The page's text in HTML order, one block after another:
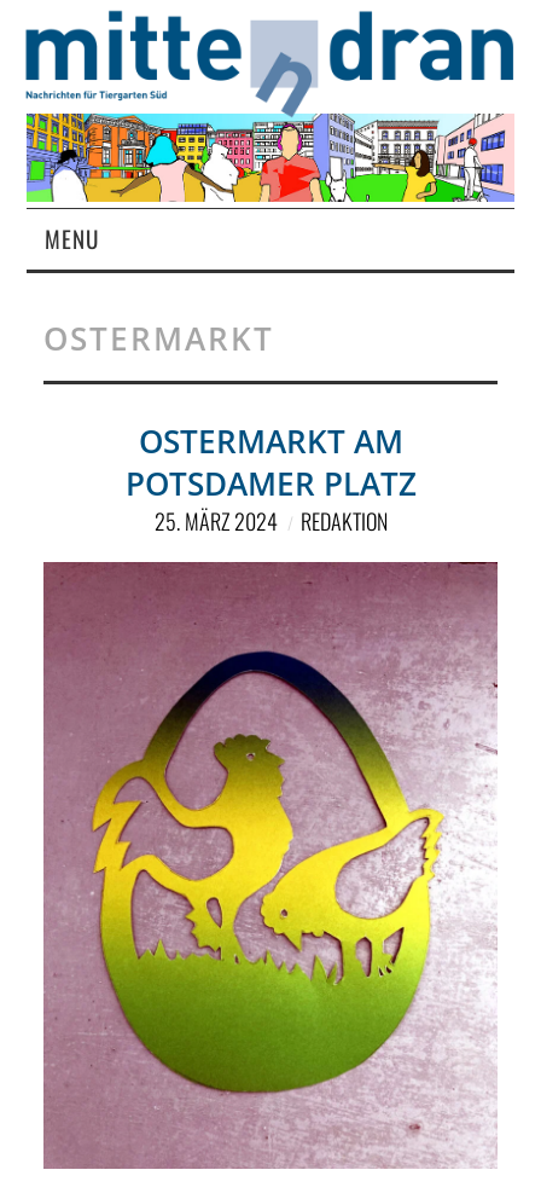
MENU
MAGAZIN
ÜBER UNS
RUBRIKEN
SPONSORING
KONTAKT
OSTERMARKT
OSTERMARKT AM
POTSDAMER PLATZ
25. MÄRZ 2024 REDAKTION